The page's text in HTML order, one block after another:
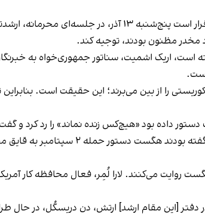
نشریه هیل گزارش داد دریادار فرانک ام. میچ
مخدر مظنون بودند، توجیه کند.
است، اریک اشمیت، سناتور جمهوری‌خواه به
را از بین می‌برند؛ این حقیقت است.
داده بود «هیچ‌کس زنده نماند» را رد کرد و
نیویورک‌تایمز، به نقل از پنج
روایت می‌کنند. لارا لُمِر، فعال محافظه کار
[این مقام ارشد] ارتش، دن دریسکُل، در حال